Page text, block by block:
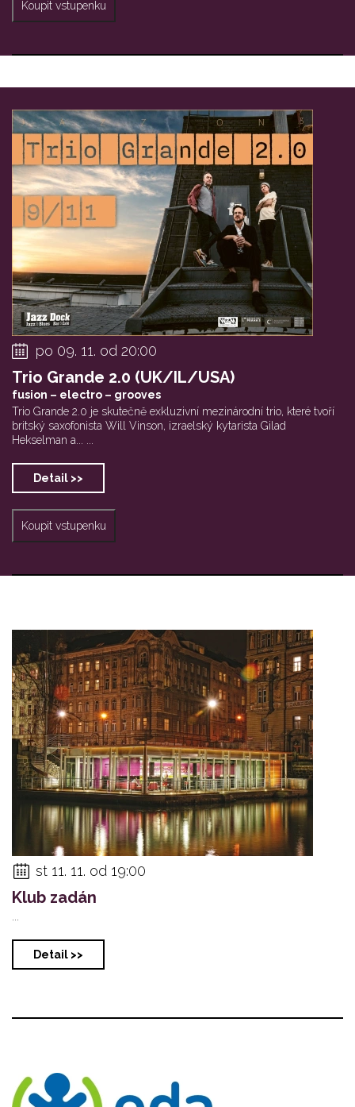
Koupit vstupenku
po 09. 11. od 20:00
Trio Grande 2.0 (UK/IL/USA)
fusion – electro – grooves
Trio Grande 2.0 je skutečně exkluzivní mezinárodní trio, které tvoří
britský saxofonista Will Vinson, izraelský kytarista Gilad
Hekselman a... ...
Detail >>
Koupit vstupenku
st 11. 11. od 19:00
Klub zadán
Detail >>